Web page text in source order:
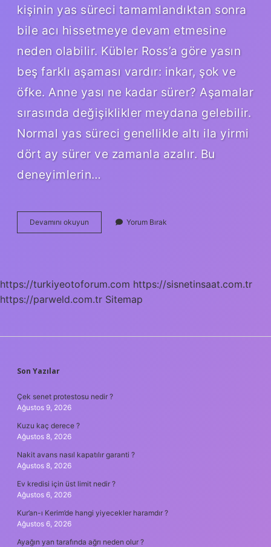
kişinin yas süreci tamamlandıktan sonra
bile acı hissetmeye devam etmesine
neden olabilir. Kübler Ross’a göre yasın
beş farklı aşaması vardır: inkar, şok ve
öfke. Anne yası ne kadar sürer? Aşamalar
sırasında değişiklikler meydana gelebilir.
Normal yas süreci genellikle altı ila yirmi
dört ay sürer ve zamanla azalır. Bu
deneyimlerin…
Devamını okuyun
Ölümü
Yorum Bırak
https://turkiyeotoforum.com https://sisnetinsaat.com.tr
https://parweld.com.tr Sitemap
SIDEBAR
Son Yazılar
Çek senet protestosu nedir ?
Ağustos 9, 2026
Kuzu kaç derece ?
Ağustos 8, 2026
Nakit avans nasıl kapatılır garanti ?
Ağustos 8, 2026
Ev kredisi için üst limit nedir ?
Ağustos 6, 2026
Kur’an-ı Kerim’de hangi yiyecekler haramdır ?
Ağustos 6, 2026
Ayağın yan tarafında ağrı neden olur ?